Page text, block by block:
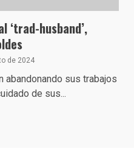
‘trad-husband’,
de 2024
abandonando sus trabajos
de sus...